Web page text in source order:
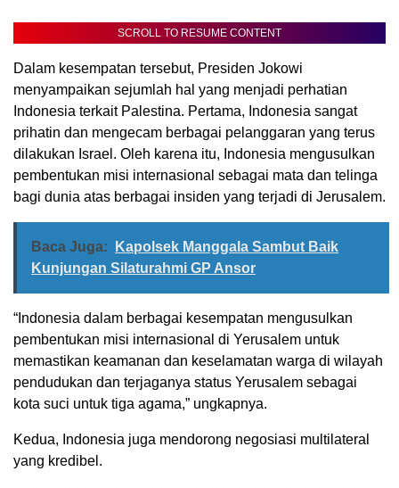
SCROLL TO RESUME CONTENT
Dalam kesempatan tersebut, Presiden Jokowi
menyampaikan sejumlah hal yang menjadi perhatian
Indonesia terkait Palestina. Pertama, Indonesia sangat
prihatin dan mengecam berbagai pelanggaran yang terus
dilakukan Israel. Oleh karena itu, Indonesia mengusulkan
pembentukan misi internasional sebagai mata dan telinga
bagi dunia atas berbagai insiden yang terjadi di Jerusalem.
Baca Juga:
Kapolsek Manggala Sambut Baik
Kunjungan Silaturahmi GP Ansor
“Indonesia dalam berbagai kesempatan mengusulkan
pembentukan misi internasional di Yerusalem untuk
memastikan keamanan dan keselamatan warga di wilayah
pendudukan dan terjaganya status Yerusalem sebagai
kota suci untuk tiga agama,” ungkapnya.
Kedua, Indonesia juga mendorong negosiasi multilateral
yang kredibel.